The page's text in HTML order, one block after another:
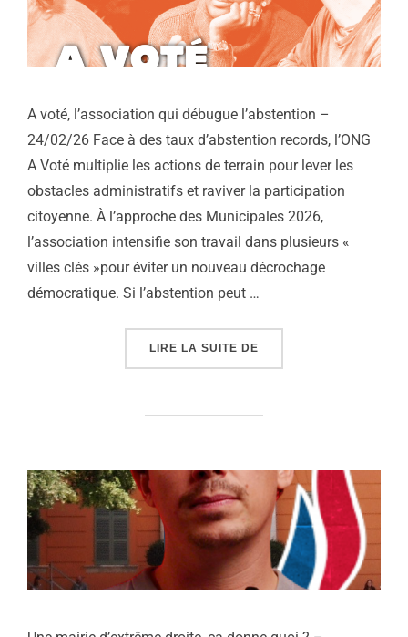
A voté, l’association qui débugue l’abstention –
24/02/26 Face à des taux d’abstention records, l’ONG
A Voté multiplie les actions de terrain pour lever les
obstacles administratifs et raviver la participation
citoyenne. À l’approche des Municipales 2026,
l’association intensifie son travail dans plusieurs «
villes clés »pour éviter un nouveau décrochage
démocratique. Si l’abstention peut …
LIRE LA SUITE DE